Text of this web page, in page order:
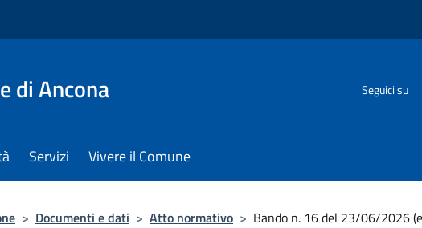
di Ancona Seguici su
Servizi Vivere il Comune
> Documenti e dati > Atto normativo > Bando n. 16 del 23/06/2026